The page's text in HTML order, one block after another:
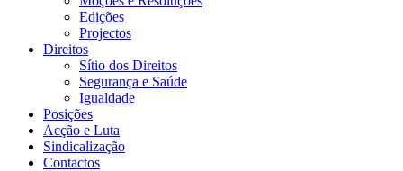
Edições
Projectos
Direitos
Sítio dos Direitos
Segurança e Saúde
Igualdade
Posições
Acção e Luta
Sindicalização
Contactos